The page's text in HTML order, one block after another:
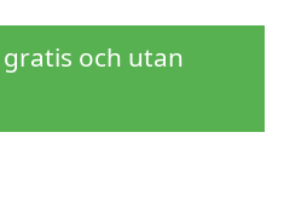
och utan